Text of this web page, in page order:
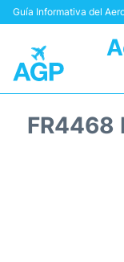
Guía Informativa del
FR4468